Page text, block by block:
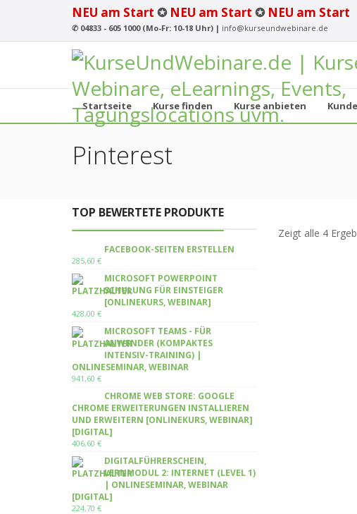
NEU am Start ✪ NEU am Start ✪ NEU am Start
✆04833 - 605 1000 (Mo-Fr: 10-18 Uhr) | info@kurseundwebinare.de
Startseite Kurse finden Kurse anbieten
Pinterest
Zeigt alle 4
TOP BEWERTETE PRODUKTE
FACEBOOK-SEITEN ERSTELLEN
285,60 €
MICROSOFT POWERPOINT
SCHULUNG FÜR EINSTEIGER
[ONLINEKURS, WEBINAR]
428,00 €
MICROSOFT TEAMS - FÜR
ANWENDER (KOMPAKTES
INTENSIV-TRAINING) |
ONLINESEMINAR, WEBINAR
941,60 €
CHROME WEB STORE: GOOGLE
CHROME ERWEITERUNGEN INSTALLIEREN
UND ERWEITERN [ONLINEKURS, WEBINAR]
[DIGITAL]
406,60 €
DIGITALFÜHRERSCHEIN,
LERNMODUL 2: INTERNET (LEVEL 1)
| ONLINESEMINAR, WEBINAR
[DIGITAL]
224,70 €